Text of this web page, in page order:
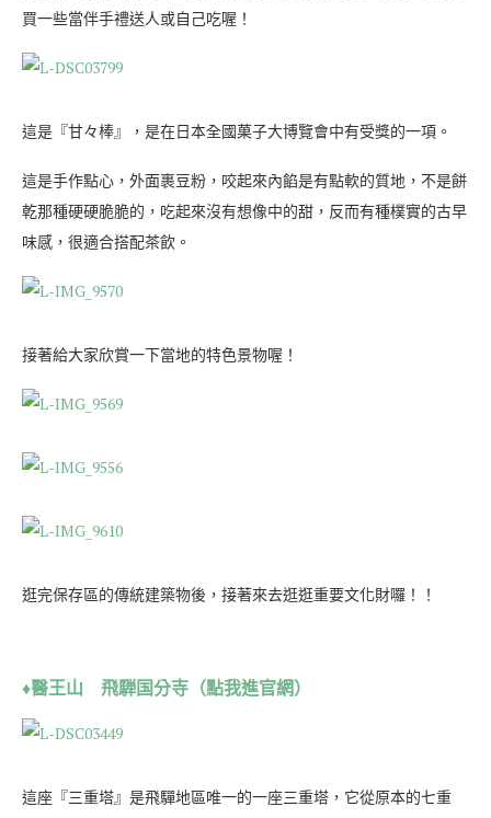
買一些當伴手禮送人或自己吃喔！
這是『甘々棒』，是在日本全國菓子大博覽會中有受獎的一項。
這是手作點心，外面裹豆粉，咬起來內餡是有點軟的質地，不是餅
乾那種硬硬脆脆的，吃起來沒有想像中的甜，反而有種樸實的古早
味感，很適合搭配茶飲。
接著給大家欣賞一下當地的特色景物喔！
逛完保存區的傳統建築物後，接著來去逛逛重要文化財囉！！
♦醫王山 飛騨国分寺（點我進官網）
這座『三重塔』是飛驒地區唯一的一座三重塔，它從原本的七重